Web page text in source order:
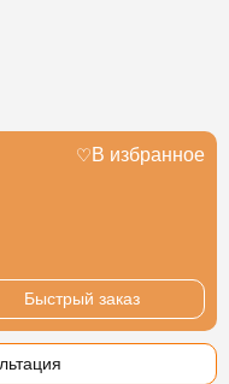
В избранное
Быстрый заказ